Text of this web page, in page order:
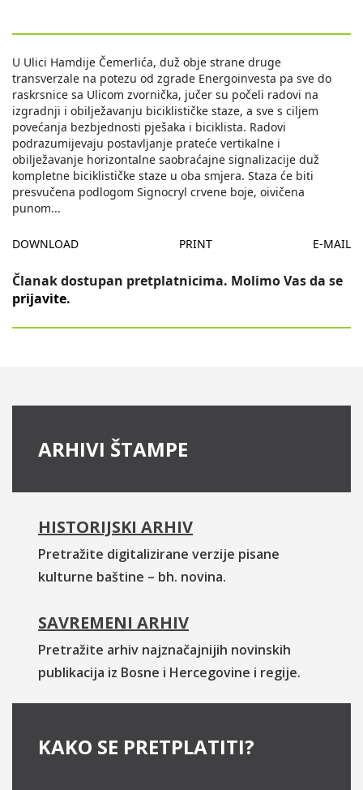
U Ulici Hamdije Čemerlića, duž obje strane druge
transverzale na potezu od zgrade Energoinvesta pa sve do
raskrsnice sa Ulicom zvornička, jučer su počeli radovi na
izgradnji i obilježavanju biciklističke staze, a sve s ciljem
povećanja bezbjednosti pješaka i biciklista. Radovi
podrazumijevaju postavljanje prateće vertikalne i
obilježavanje horizontalne saobraćajne signalizacije duž
kompletne biciklističke staze u oba smjera. Staza će biti
presvučena podlogom Signocryl crvene boje, oivičena
punom...
DOWNLOAD PRINT E-MAIL
Članak dostupan pretplatnicima. Molimo Vas da se
prijavite.
ARHIVI ŠTAMPE
HISTORIJSKI ARHIV
Pretražite digitalizirane verzije pisane
kulturne baštine – bh. novina.
SAVREMENI ARHIV
Pretražite arhiv najznačajnijih novinskih
publikacija iz Bosne i Hercegovine i regije.
KAKO SE PRETPLATITI?